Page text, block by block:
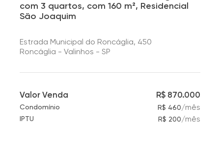
com 3 quartos, com 160 m², Residencial
São Joaquim
Estrada Municipal do Roncáglia, 450
Roncáglia - Valinhos - SP
Valor Venda R$ 870.000
Condomínio R$ 460/mês
IPTU R$ 200/mês